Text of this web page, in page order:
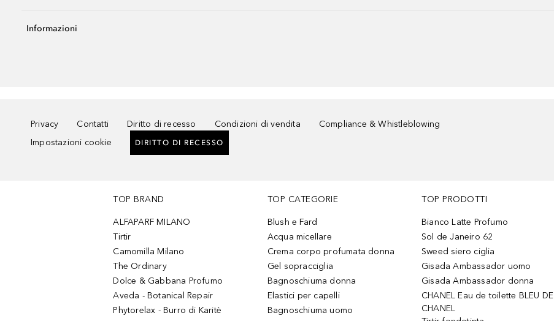
Informazioni
Privacy Contatti Diritto di recesso Condizioni di vendita
Compliance & Whistleblowing
Impostazioni cookie
DIRITTO DI RECESSO
TOP BRAND
ALFAPARF MILANO
Tirtir
Camomilla Milano
The Ordinary
Dolce & Gabbana Profumo
Aveda - Botanical Repair
Phytorelax - Burro di Karitè
TOP CATEGORIE
Blush e Fard
Acqua micellare
Crema corpo profumata donna
Gel sopracciglia
Bagnoschiuma donna
Elastici per capelli
Bagnoschiuma uomo
TOP PRODOTTI
Bianco Latte Profumo
Sol de Janeiro 62
Sweed siero ciglia
Gisada Ambassador uomo
Gisada Ambassador donna
CHANEL Eau de toilette BLEU DE
CHANEL